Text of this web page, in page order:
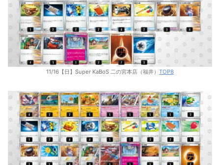
11/16【日】Super KaBoS 二の宮本店（福井） TOP8